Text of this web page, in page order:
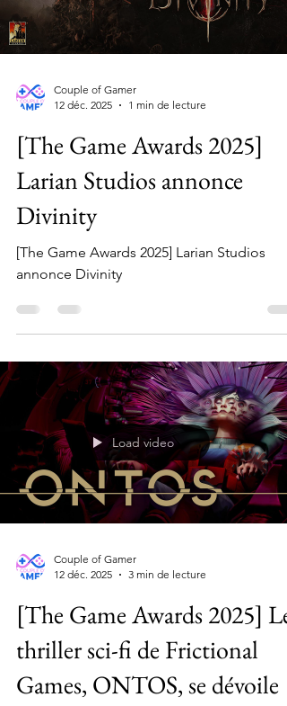
Load video
12 déc. 2025
1 min de lecture
[The Game Awards 2025]
Larian Studios annonce
Divinity
[The Game Awards 2025] Larian Studios
annonce Divinity
Load video
12 déc. 2025
3 min de lecture
[The Game Awards 2025] Le
thriller sci-fi de Frictional